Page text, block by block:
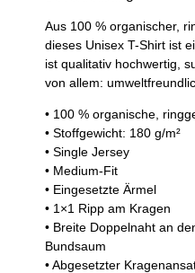
Aus 100 % organischer,
dieses Unisex T-Shirt ist
ist qualitativ hochwertig,
von allem:
• 100 % organische,
• Stoffgewicht: 180 g/m²
• Single Jersey
• Medium-Fit
• Eingesetzte Ärmel
• 1×1 Ripp am Kragen
• Breite Doppelnaht an
Bundsaum
• Abgesetzter